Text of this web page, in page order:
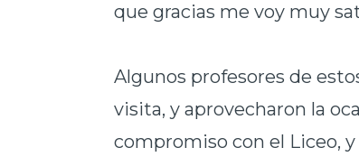
que gracias me voy muy
Algunos profesores de
visita, y aprovecharon la
compromiso con el Liceo,